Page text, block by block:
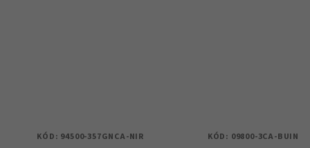
KÓD: 94500-357GNCA-NIR KÓD: 09800-3CA-BUIN